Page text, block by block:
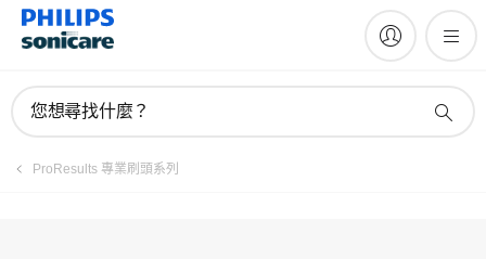
您想尋找什麼？
ProResults 專業刷頭系列
註冊產品